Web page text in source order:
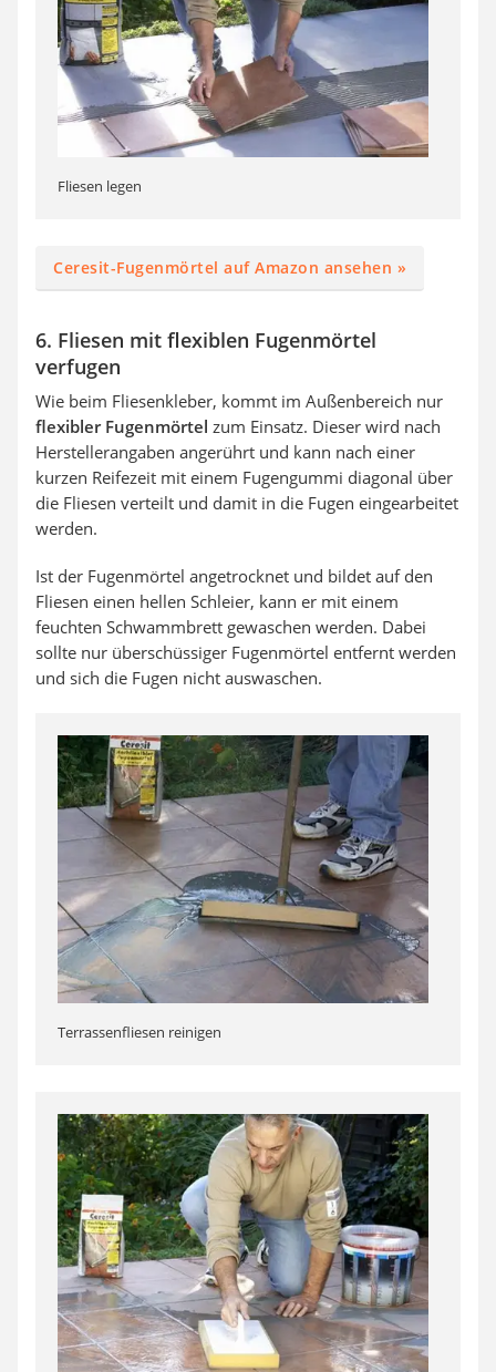
Fliesen legen
Ceresit-Fugenmörtel auf Amazon ansehen »
6. Fliesen mit flexiblen Fugenmörtel
verfugen
Wie beim Fliesenkleber, kommt im Außenbereich nur
flexibler Fugenmörtel zum Einsatz. Dieser wird nach
Herstellerangaben angerührt und kann nach einer
kurzen Reifezeit mit einem Fugengummi diagonal über
die Fliesen verteilt und damit in die Fugen eingearbeitet
werden.
Ist der Fugenmörtel angetrocknet und bildet auf den
Fliesen einen hellen Schleier, kann er mit einem
feuchten Schwammbrett gewaschen werden. Dabei
sollte nur überschüssiger Fugenmörtel entfernt werden
und sich die Fugen nicht auswaschen.
Terrassenfliesen reinigen